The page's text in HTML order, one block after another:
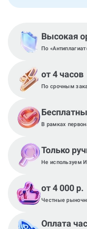
Высокая
По
от 4 часов
По срочным
В рамках
Только
Не используем
от 4 000 р.
Честные
Оплата